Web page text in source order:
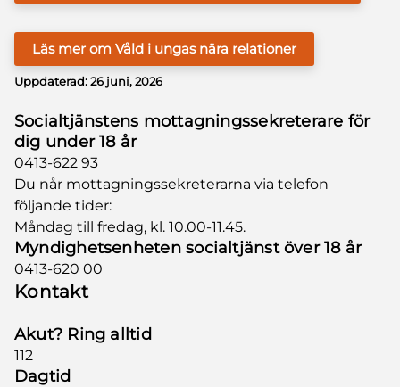
Läs mer om Våld i ungas nära relationer
Uppdaterad:26 juni, 2026
Socialtjänstens mottagningssekreterare för
dig under 18 år
0413-622 93
Du når mottagningssekreterarna via telefon
följande tider:
Måndag till fredag, kl. 10.00-11.45.
Myndighetsenheten socialtjänst över 18 år
0413-620 00
Kontakt
Akut? Ring alltid
112
Dagtid